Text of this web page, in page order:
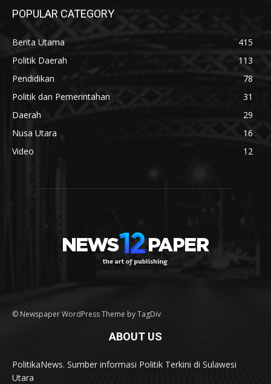
POPULAR CATEGORY
Berita Utama
415
Politik Daerah
113
Pendidikan
78
Politik dan Pemerintahan
31
Daerah
29
Nusa Utara
16
Video
12
© Newspaper WordPress Theme by TagDiv
ABOUT US
PolitikaNews. Sumber informasi Politik Terkini di Sulawesi
Utara